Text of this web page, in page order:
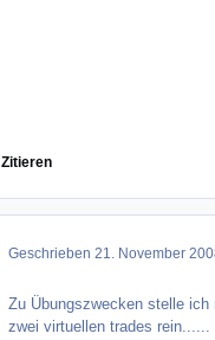
Zitieren
Geschrieben 21. November
Zu Übungszwecken stelle ich
zwei virtuellen trades rein......